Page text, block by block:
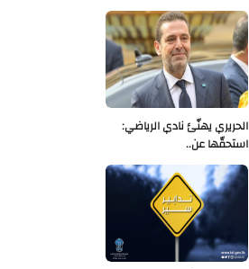
الحريري يهنّئ نادي الرياضي:
استحقّها عن..